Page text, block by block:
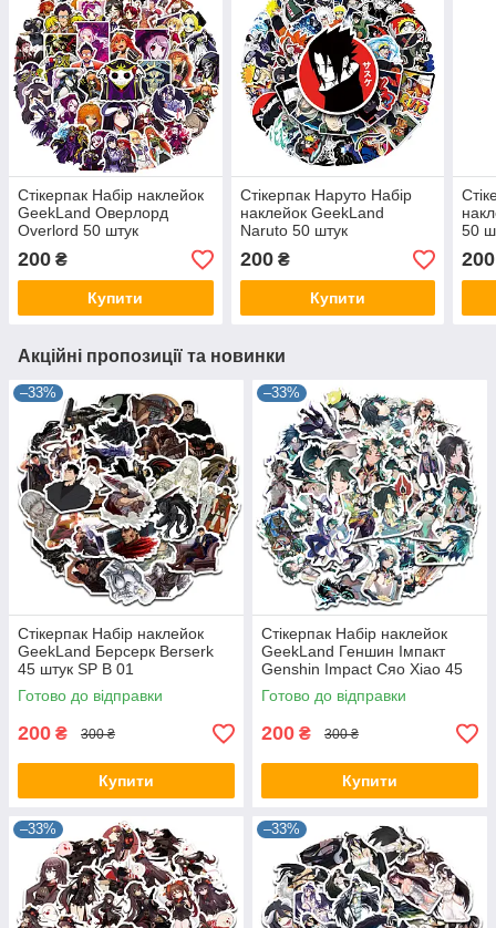
Стікерпак Набір наклейок
GeekLand Оверлорд
Overlord 50 штук
200 ₴
Купити
Стікерпак Наруто Набір
наклейок GeekLand
Naruto 50 штук
200₴
Купити
50
200
Акційні пропозиції та новинки
–33%
Стікерпак Набір наклейок
GeekLand Берсерк Berserk
45 штук SP B 01
Готово до відправки
200 ₴ 300 ₴
Купити
–33%
Стікерпак Набір наклейок
GeekLand Геншин Імпакт
Genshin Impact Сяо Xiao 45
штук SP GI X 01
Готово до відправки
200 ₴ 300 ₴
Купити
–33% –33%